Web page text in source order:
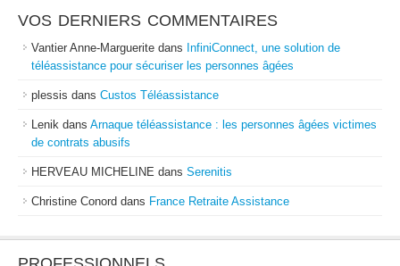
VOS DERNIERS COMMENTAIRES
Vantier Anne-Marguerite dans InfiniConnect, une solution de
téléassistance pour sécuriser les personnes âgées
plessis dans Custos Téléassistance
Lenik dans Arnaque téléassistance : les personnes âgées victimes
de contrats abusifs
HERVEAU MICHELINE dans Serenitis
Christine Conord dans France Retraite Assistance